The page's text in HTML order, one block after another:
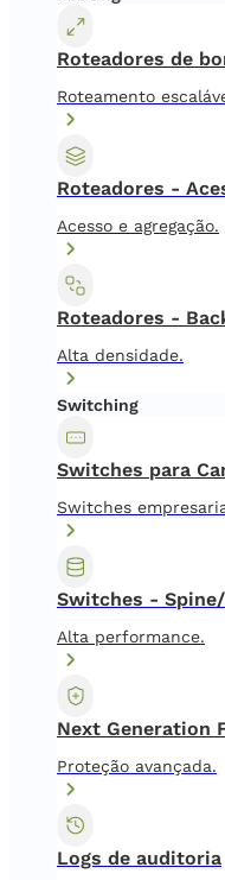
Roteadores de
Roteamento
Roteadores -
Acesso e agregação.
Roteadores -
Alta densidade.
Switching
Switches para
Switches
Switches -
Alta performance.
Next Generation
Proteção avançada.
Logs de auditoria